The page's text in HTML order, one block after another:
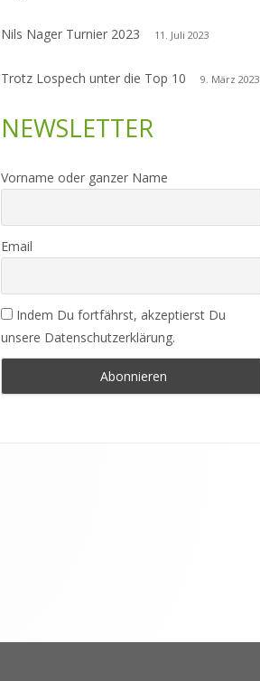
Nils Nager Turnier 2023 11. Juli 2023
Trotz Lospech unter die Top 10 9. März 2023
NEWSLETTER
Vorname oder ganzer Name
Email
Indem Du fortfährst, akzeptierst Du
unsere Datenschutzerklärung.